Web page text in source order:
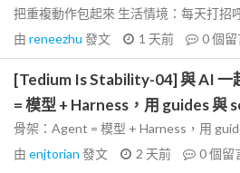
把重複動作包起來 生活情境：每天打招
由 reneezhu 發文 1 天前 0個留
[Tedium Is Stability-04] 與 AI
= 模型 + Harness，用 guides 與
骨架：Agent = 模型 + Harness，用
由 enjtorian 發文 2 天前 0個留